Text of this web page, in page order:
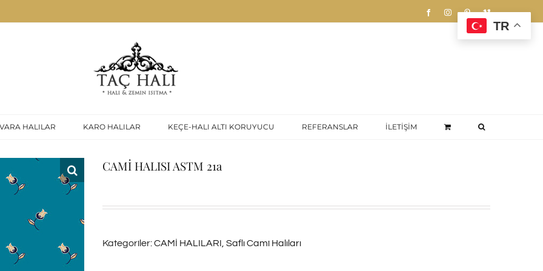
FacebookInstagramPinterestVimeo
HALILAR KARO HALILAR KEÇE-HALI ALTI KORUYUCU REFERANSLAR İLETİŞİM
CAMİ HALISI ASTM 21a
Kategoriler:CAMİ HALILARI Saflı Cami Halıları
TR